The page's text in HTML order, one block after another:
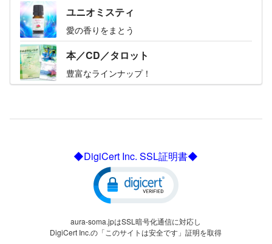
ユニオミスティ
愛の香りをまとう
本／CD／タロット
豊富なラインナップ！
◆DigiCert Inc. SSL証明書◆
aura-soma.jpはSSL暗号化通信に対応し
DigiCert Inc.の「このサイトは安全です」証明を取得